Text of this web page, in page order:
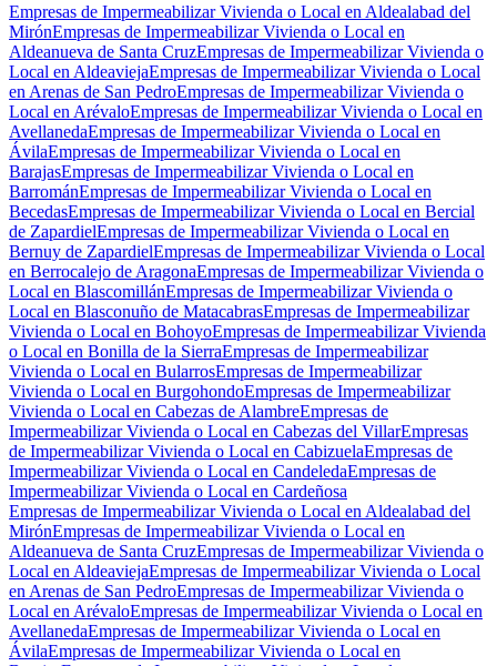
Empresas de Impermeabilizar Vivienda o Local en Aldealabad del
MirónEmpresas de Impermeabilizar Vivienda o Local en
Aldeanueva de Santa CruzEmpresas de Impermeabilizar Vivienda o
Local en AldeaviejaEmpresas de Impermeabilizar Vivienda o Local
en Arenas de San PedroEmpresas de Impermeabilizar Vivienda o
Local en ArévaloEmpresas de Impermeabilizar Vivienda o Local en
AvellanedaEmpresas de Impermeabilizar Vivienda o Local en
ÁvilaEmpresas de Impermeabilizar Vivienda o Local en
BarajasEmpresas de Impermeabilizar Vivienda o Local en
BarrománEmpresas de Impermeabilizar Vivienda o Local en
BecedasEmpresas de Impermeabilizar Vivienda o Local en Bercial
de ZapardielEmpresas de Impermeabilizar Vivienda o Local en
Bernuy de ZapardielEmpresas de Impermeabilizar Vivienda o Local
en Berrocalejo de AragonaEmpresas de Impermeabilizar Vivienda o
Local en BlascomillánEmpresas de Impermeabilizar Vivienda o
Local en Blasconuño de MatacabrasEmpresas de Impermeabilizar
Vivienda o Local en BohoyoEmpresas de Impermeabilizar Vivienda
o Local en Bonilla de la SierraEmpresas de Impermeabilizar
Vivienda o Local en BularrosEmpresas de Impermeabilizar
Vivienda o Local en BurgohondoEmpresas de Impermeabilizar
Vivienda o Local en Cabezas de AlambreEmpresas de
Impermeabilizar Vivienda o Local en Cabezas del VillarEmpresas
de Impermeabilizar Vivienda o Local en CabizuelaEmpresas de
Impermeabilizar Vivienda o Local en CandeledaEmpresas de
Impermeabilizar Vivienda o Local en Cardeñosa
Empresas de Impermeabilizar Vivienda o Local en Aldealabad del
MirónEmpresas de Impermeabilizar Vivienda o Local en
Aldeanueva de Santa CruzEmpresas de Impermeabilizar Vivienda o
Local en AldeaviejaEmpresas de Impermeabilizar Vivienda o Local
en Arenas de San PedroEmpresas de Impermeabilizar Vivienda o
Local en ArévaloEmpresas de Impermeabilizar Vivienda o Local en
AvellanedaEmpresas de Impermeabilizar Vivienda o Local en
ÁvilaEmpresas de Impermeabilizar Vivienda o Local en